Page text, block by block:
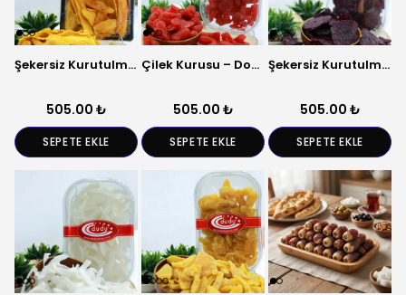
Şekersiz Kurutulmuş Mango – Tropikal Meyve
505.00 ₺
SEPETE EKLE
Çilek Kurusu – Doğal Kurutulmuş Meyve
505.00 ₺
SEPETE EKLE
Şekersiz Kurutulmuş Ejder Meyvesi – Tropikal Meyve
505.00 ₺
SEPETE EKLE